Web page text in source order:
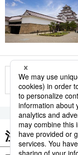
注目のキー